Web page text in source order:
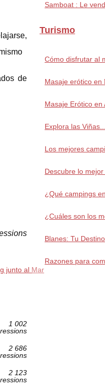
de
junto al Mar
1 002
2 686
2 123
Samboat : Le
Turismo
Cómo disfrutar al
Masaje erótico en
Masaje Erótico en
Explora las Viñas...
Los mejores
Descubre lo mejor
¿Qué campings
¿Cuáles son los
Blanes: Tu
Razones para